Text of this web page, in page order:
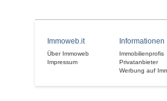
Immoweb.it
Über Immoweb
Impressum
Informationen
Immobilienprofis
Privatanbieter
Werbung auf